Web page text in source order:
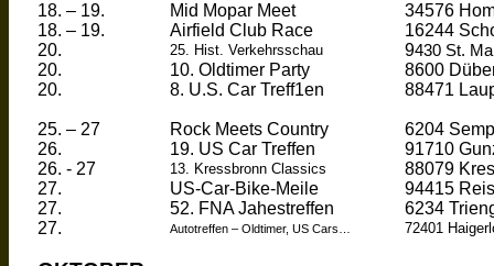
18. – 19. Mid Mopar Meet
34576
18. – 19.
Airfield Club Race 16244
20.
25. Hist.Verkehrsschau 9430 St.
20. 10.Oldtimer Party 8600
20.
8. U.S. Car Treff1en 88471
25. – 27 Rock Meets Country 6204
26.
19. US Car Treffen 91710
26. - 27
13. Kressbronn Classics 88079
27.
US-Car-Bike-Meile 94415
27.
52. FNAJahestreffen 6234
27.
Autotreffen –Oldtimer, US Cars… 72401